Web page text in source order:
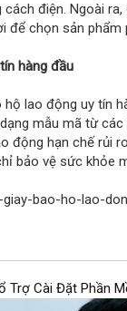
điện. Ngoài
để chọn sản
hàng đầu
lao động uy tín
mẫu mã từ
động hạn chế rủi
bảo vệ sức khỏe
bao-ho-lao-
Trợ Cài Đặt Phần